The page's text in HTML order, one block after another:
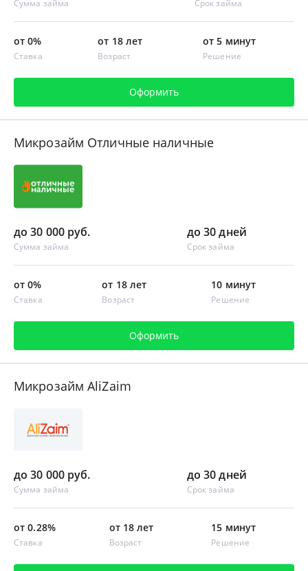
Сумма займа Срок займа
от 0%
Ставка
от 18 лет
Возраст
от 5 минут
Решение
Оформить
Микрозайм Отличные наличные
до 30 000 руб.
Сумма займа
до 30 дней
Срок займа
от 0%
Ставка
от 18 лет
Возраст
10 минут
Решение
Оформить
Микрозайм AliZaim
до 30 000 руб.
Сумма займа
до 30 дней
Срок займа
от 0.28%
Ставка
от 18 лет
Возраст
15 минут
Решение